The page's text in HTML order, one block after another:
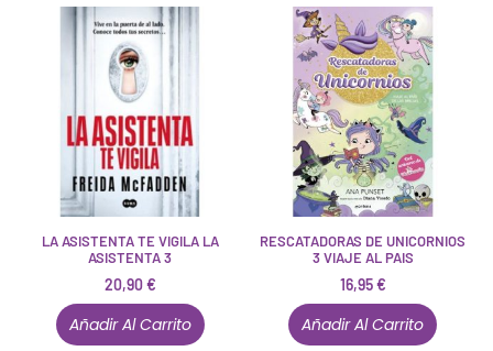
LA ASISTENTA TE VIGILA LA
ASISTENTA 3
20,90€
Añadir Al Carrito
RESCATADORAS DE UNICORNIOS
3 VIAJE AL PAIS
16,95€
Añadir Al Carrito